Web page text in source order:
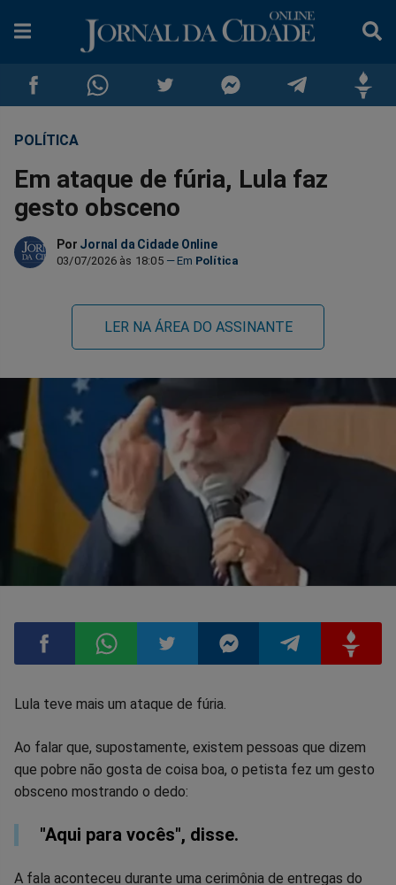
Compartilhar
no
Facebook
Compartilhar
no
Whatsapp
no
Twitter
no
Messenger
no
POLÍTICA
Em ataque de fúria, Lula faz
gesto obsceno
Por Jornal da Cidade Online
03/07/2026 às 18:05 Política
LER NA ÁREA DO ASSINANTE
Compartilhar
no
Facebook
Compartilhar
no
Whatsapp
Compartilhar
no
Twitter
Compartilhar
no
no
no
Lula teve mais um ataque de fúria.
Ao falar que, supostamente, existem pessoas que dizem
que pobre não gosta de coisa boa, o petista fez um gesto
obsceno mostrando o dedo:
"Aqui para vocês", disse.
A fala aconteceu durante uma cerimônia de entregas do